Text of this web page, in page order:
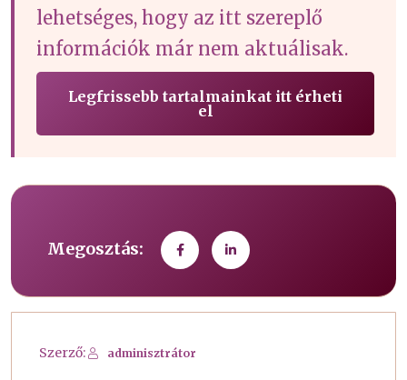
lehetséges, hogy az itt szereplő
információk már nem aktuálisak.
Legfrissebb tartalmainkat itt érheti
el
Megosztás:
Szerző: adminisztrátor